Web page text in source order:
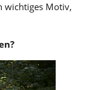
wichtiges Motiv,